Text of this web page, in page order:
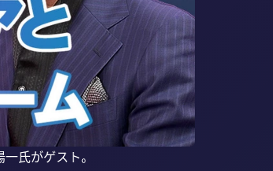
氏がゲスト。